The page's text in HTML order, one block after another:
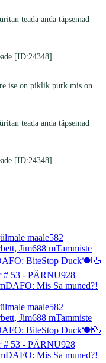
teada anda täpsemad
[ID:24348]
ise on piklik purk mis on
teada anda täpsemad
[ID:24348]
maale582
Jim688 mTammiste
BiteStop Duck🍽️🦆
# 53 - PÄRNU928
DAFO: Mis Sa muned?!
maale582
Jim688 mTammiste
BiteStop Duck🍽️🦆
# 53 - PÄRNU928
DAFO: Mis Sa muned?!